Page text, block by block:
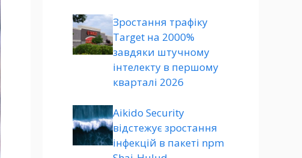
Зростання трафіку
Target на 2000%
завдяки штучному
інтелекту в першому
кварталі 2026
Aikido Security
відстежує зростання
інфекцій в пакеті npm